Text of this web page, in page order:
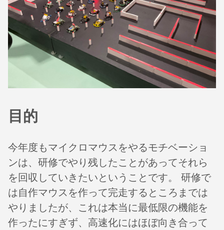
目的
今年度もマイクロマウスをやるモチベーショ
ンは、研修でやり残したことがあってそれら
を回収していきたいということです。 研修で
は自作マウスを作って完走するところまでは
やりましたが、これは本当に最低限の機能を
作ったにすぎず、高速化にはほぼ向き合って